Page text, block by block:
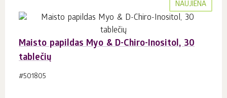
NAUJIENA
Maisto papildas Myo & D-Chiro-Inositol, 30
tablečių
#501805